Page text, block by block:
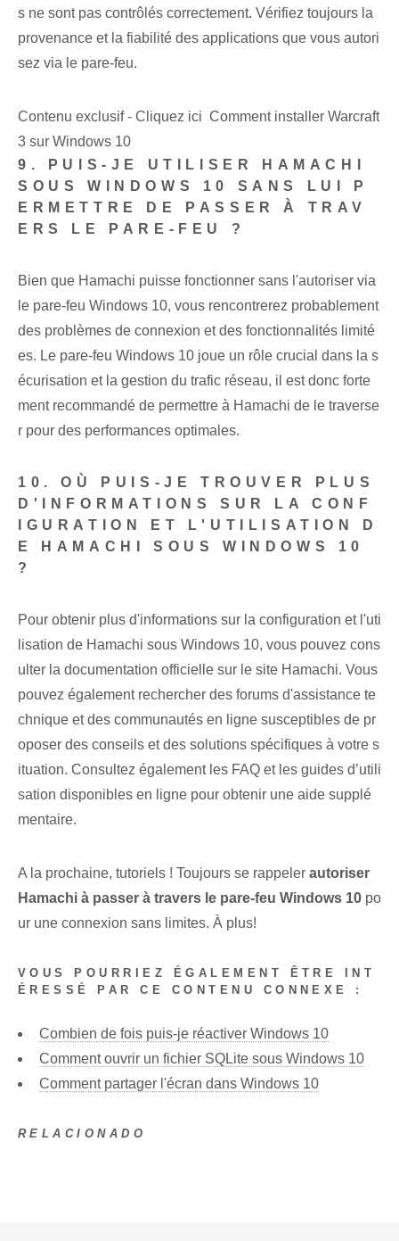
s ne sont pas contrôlés correctement. Vérifiez toujours la
provenance et la fiabilité des applications que vous autori
sez via le pare-feu.
Contenu exclusif - Cliquez ici Comment installer Warcraft
3 sur Windows 10
9. PUIS-JE UTILISER HAMACHI
SOUS WINDOWS 10 SANS LUI P
ERMETTRE DE PASSER À TRAV
ERS LE PARE-FEU ?
Bien que Hamachi puisse fonctionner sans l'autoriser via
le pare-feu Windows 10, vous rencontrerez probablement
des problèmes de connexion et des fonctionnalités limité
es. Le pare-feu Windows 10 joue un rôle crucial dans la s
écurisation et la gestion du trafic réseau, il est donc forte
ment recommandé de permettre à Hamachi de le traverse
r pour des performances optimales.
10. OÙ PUIS-JE TROUVER PLUS
D'INFORMATIONS SUR LA CONF
IGURATION ET L'UTILISATION D
E HAMACHI SOUS WINDOWS 10
?
Pour obtenir plus d'informations sur la configuration et l'uti
lisation de Hamachi sous Windows 10, vous pouvez cons
ulter la documentation officielle sur le site Hamachi. Vous
pouvez également rechercher des forums d'assistance te
chnique et des communautés en ligne susceptibles de pr
oposer des conseils et des solutions spécifiques à votre s
ituation. Consultez également les FAQ et les guides d’utili
sation disponibles en ligne pour obtenir une aide supplé
mentaire.
A la prochaine, tutoriels ! Toujours se rappeler autoriser
Hamachi à passer à travers le pare-feu Windows 10 po
ur une connexion sans limites. À plus!
VOUS POURRIEZ ÉGALEMENT ÊTRE INT
ÉRESSÉ PAR CE CONTENU CONNEXE :
Combien de fois puis-je réactiver Windows 10
Comment ouvrir un fichier SQLite sous Windows 10
Comment partager l'écran dans Windows 10
RELACIONADO